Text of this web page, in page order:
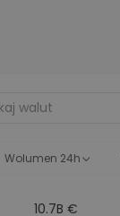
optymalne wyniki
Wolumen 24h
10.7B €